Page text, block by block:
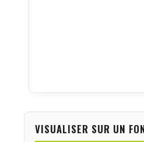
VISUALISER SUR UN